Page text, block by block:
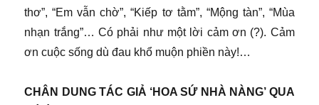
thơ”, “Em vẫn chờ”, “Kiếp tơ tằm”, “Mộng tàn”, “Mùa
nhạn trắng”… Có phải như một lời cảm ơn (?). Cảm
ơn cuộc sống dù đau khổ muộn phiền này!…
CHÂN DUNG TÁC GIẢ ‘HOA SỨ NHÀ NÀNG’ QUA